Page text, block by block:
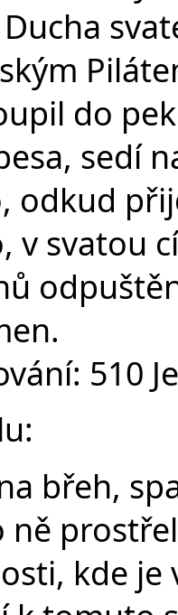
do
sedí
odkud
v svatou
510
břeh,
ně
kde